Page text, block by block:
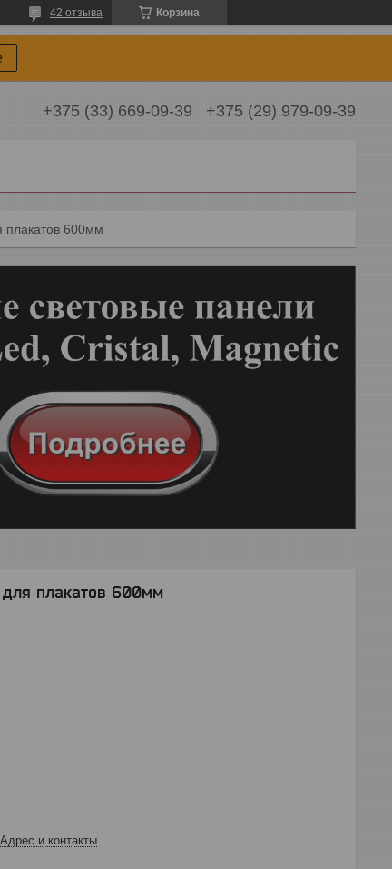
Корзина
42 отзыва
+375 (33) 669-09-39 +375 (29) 979-09-39
600мм
плакатов 600мм
Адрес и контакты